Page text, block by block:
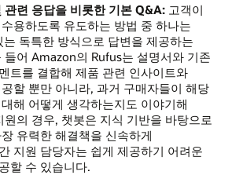
관련 응답을 비롯한 기본 Q&A:고객이
용하도록 유도하는 방법 중 하나는
독특한 방식으로 답변을 제공하는
들어 Amazon의 Rufus는 설명서와 기존
트를 결합해 제품 관련 인사이트와
할 뿐만 아니라, 과거 구매자들이 해당
해 어떻게 생각하는지도 이야기해
원의 경우, 챗봇은 지식 기반을 바탕으로
유력한 해결책을 신속하게
지원 담당자는 쉽게 제공하기 어려운
할 수 있습니다.